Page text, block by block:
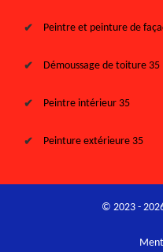
Peintre et peinture de
Démoussage de toiture 35
Peintre intérieur 35
Peinture extérieure 35
© 2023 -